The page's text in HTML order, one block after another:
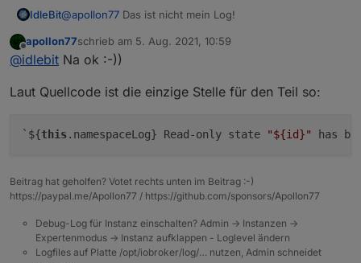
IdleBit@apollon77 Das ist nicht mein Log!
Offline
apollon77schrieb am 5. Aug. 2021, 10:59
zuletzt editiert von
@idlebit Na ok :-))
Laut Quellcode ist die einzige Stelle für den Teil so:
`${this .namespaceLog} Read-only state "${id}" has
Beitrag hat geholfen? Votet rechts unten im Beitrag :-)
https://paypal.me/Apollon77 / https://github.com/sponsors/Apollon77
Debug-Log für Instanz einschalten? Admin -> Instanzen ->
Expertenmodus -> Instanz aufklappen - Loglevel ändern
Logfiles auf Platte /opt/iobroker/log/… nutzen, Admin schneidet